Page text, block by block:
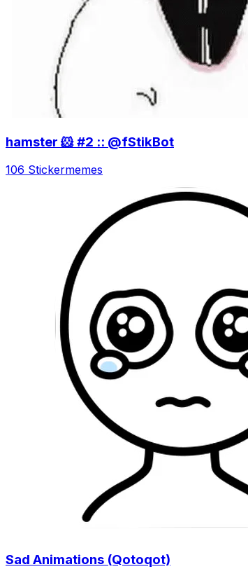
hamster 🐹 #2 :: @fStikBot
106 Stickermemes
Sad Animations (Qotoqot)